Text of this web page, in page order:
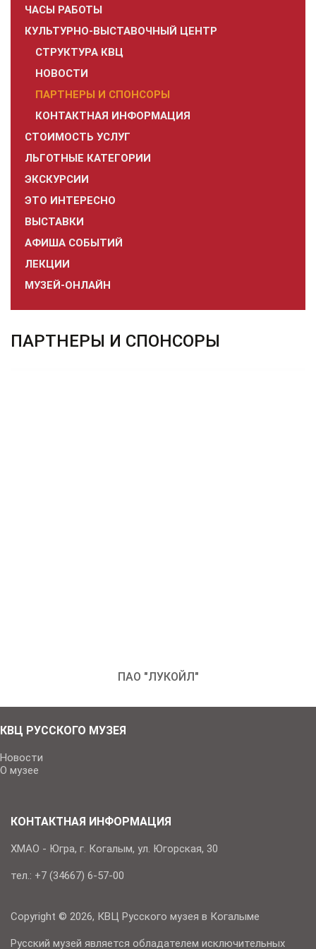
ЧАСЫ РАБОТЫ
КУЛЬТУРНО-ВЫСТАВОЧНЫЙ ЦЕНТР
СТРУКТУРА КВЦ
НОВОСТИ
ПАРТНЕРЫ И СПОНСОРЫ
КОНТАКТНАЯ ИНФОРМАЦИЯ
СТОИМОСТЬ УСЛУГ
ЛЬГОТНЫЕ КАТЕГОРИИ
ЭКСКУРСИИ
ЭТО ИНТЕРЕСНО
ВЫСТАВКИ
АФИША СОБЫТИЙ
ЛЕКЦИИ
МУЗЕЙ-ОНЛАЙН
ПАРТНЕРЫ И СПОНСОРЫ
ПАО "ЛУКОЙЛ"
КВЦ РУССКОГО МУЗЕЯ
Новости
О музее
КОНТАКТНАЯ ИНФОРМАЦИЯ
ХМАО - Югра, г. Когалым, ул. Югорская, 30
тел.: +7 (34667) 6-57-00
Copyright © 2026, КВЦ Русского музея в Когалыме
Русский музей является обладателем исключительных